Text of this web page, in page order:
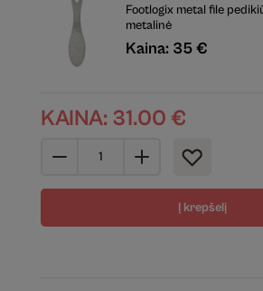
Footlogix metal file
metalinė
Kaina: 35 €
KAINA: 31.00 €
Į krepšelį